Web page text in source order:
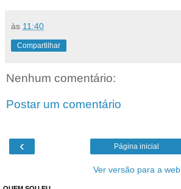
às 11:40
Compartilhar
Nenhum comentário:
Postar um comentário
‹ Página inicial
Ver versão para a web